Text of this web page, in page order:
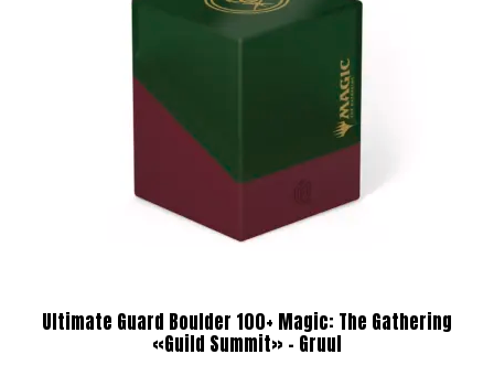
Ultimate Guard Boulder 100+ Magic: The Gathering
«Guild Summit» – Gruul